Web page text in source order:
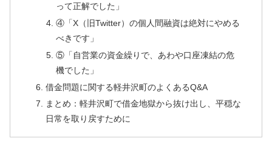
って正解でした」
④「X（旧Twitter）の個人間融資は絶対にやめる
べきです」
⑤「自営業の資金繰りで、あわや口座凍結の危
機でした」
借金問題に関する軽井沢町のよくあるQ&A
まとめ：軽井沢町で借金地獄から抜け出し、平穏な
日常を取り戻すために